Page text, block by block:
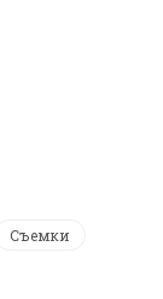
Съемки